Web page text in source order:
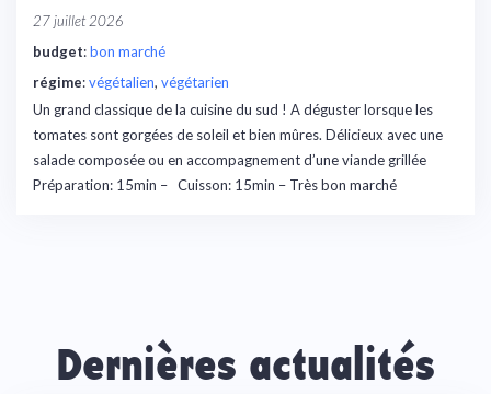
27 juillet 2026
budget:bon marché
régime:végétalien, végétarien
Un grand classique de la cuisine du sud ! A déguster lorsque les
tomates sont gorgées de soleil et bien mûres. Délicieux avec une
salade composée ou en accompagnement d’une viande grillée
Préparation: 15min – Cuisson: 15min – Très bon marché
Dernières actualités